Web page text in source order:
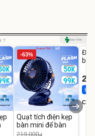
-63%
Quạt tích điện kẹp
bàn mini để bàn
219.000đ
Đai
bé
Hot